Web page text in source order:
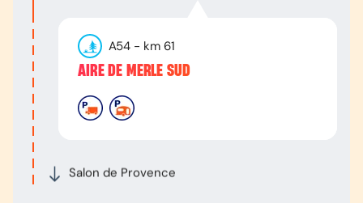
Salon de Provence
A54 - km 61
AIRE DE MERLE SUD